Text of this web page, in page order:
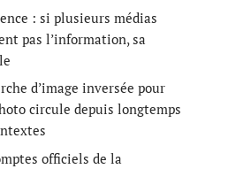
: si plusieurs médias
pas l’information, sa
d’image inversée pour
circule depuis longtemps
officiels de la